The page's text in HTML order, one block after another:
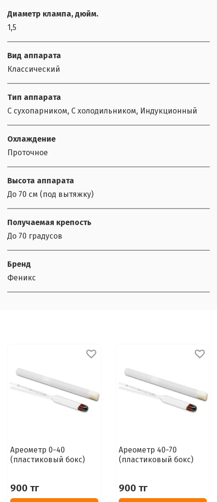
Диаметр клампа, дюйм.
1,5
Вид аппарата
Классический
Тип аппарата
С сухопарником, С холодильником, Индукционный
Охлаждение
Проточное
Высота аппарата
До 70 см (под вытяжку)
Получаемая крепость
До 70 градусов
Бренд
Феникс
Ареометр 0-40
(пластиковый бокс)
900 тг
Ареометр 40-70
(пластиковый бокс)
900 тг